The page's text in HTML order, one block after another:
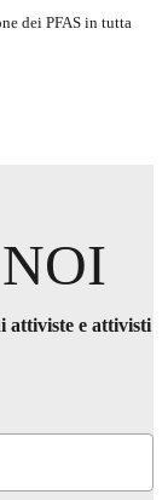
dei PFAS in tutta
attiviste e attivisti